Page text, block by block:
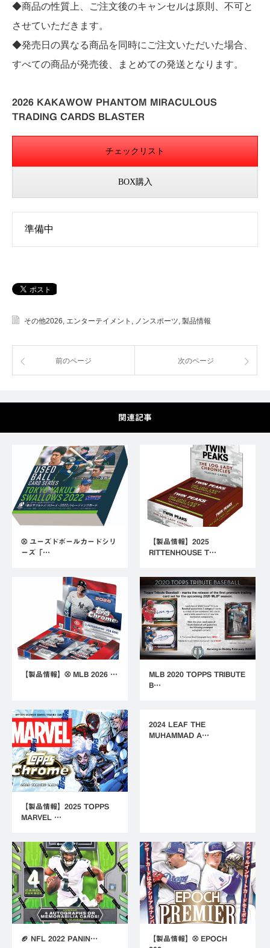
◆商品の性質上、ご注文後のキャンセルは原則、不可と
させていただきます。
◆発売日の異なる商品を同時にご注文いただいた場合、
すべての商品が発売後、まとめての発送となります。
2026 KAKAWOW PHANTOM MIRACULOUS
TRADING CARDS BLASTER
チェックリスト
BOX購入
準備中
その他2026 エンターテイメント ノンスポーツ 製品情報
前のページ 次のページ
関連記事
⚾ ユーズドボールカードシリ
ーズ「…
【製品情報】2025
RITTENHOUSE T…
【製品情報】⚾ MLB 2026 …
MLB 2020 TOPPS TRIBUTE
B…
【製品情報】2025 TOPPS
MARVEL …
2024 LEAF THE
MUHAMMAD A…
🏈 NFL 2022 PANIN…
【製品情報】⚾ EPOCH